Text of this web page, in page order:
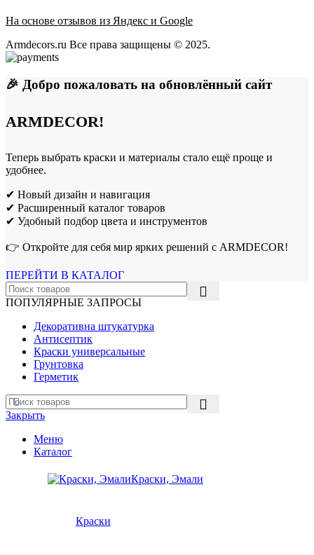
На основе отзывов из Яндекс и Google
Armdecors.ru Все права защищены © 2025. ​
🎉 Добро пожаловать на обновлённый сайт
ARMDECOR!
Теперь выбрать краски и материалы стало ещё проще и
удобнее.
✔ Новый дизайн и навигация
✔ Расширенный каталог товаров
✔ Удобный подбор цвета и инструментов
👉 Откройте для себя мир ярких решений с ARMDECOR!
ПЕРЕЙТИ В КАТАЛОГ
ПОПУЛЯРНЫЕ ЗАПРОСЫ
Декоративна штукатурка
Антисептик
Краски универсальные
Грунтовка
Герметик
Закрыть
Меню
Каталог
Краски, Эмали
Краски